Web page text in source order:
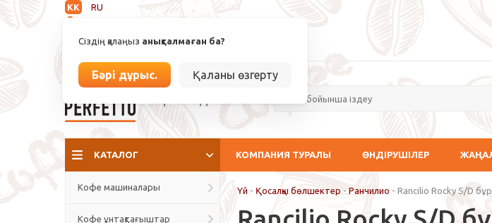
KK
RU
Сіздің қалаңыз анықталмаған ба?
Бәрі дұрыс. Қаланы өзгерту
info@espressoperfetto.kz
КАТАЛОГ КОМПАНИЯ ТУРАЛЫ ӨНДІРУШІЛЕР
Кофе машиналары
Кофе ұнтақтағыштар
Үй - Қосалқы бөлшектер - Ранчилио - Rancilio Rocky S/D